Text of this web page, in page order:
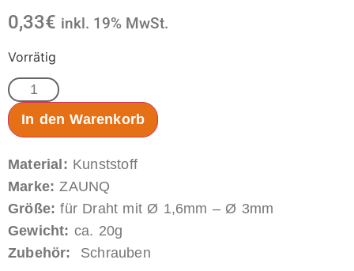
0,33€ inkl. 19% MwSt.
Vorrätig
In den Warenkorb
Material: Kunststoff
Marke: ZAUNQ
Größe:für Draht mit Ø 1,6mm – Ø 3mm
Gewicht: ca. 20g
Zubehör: Schrauben